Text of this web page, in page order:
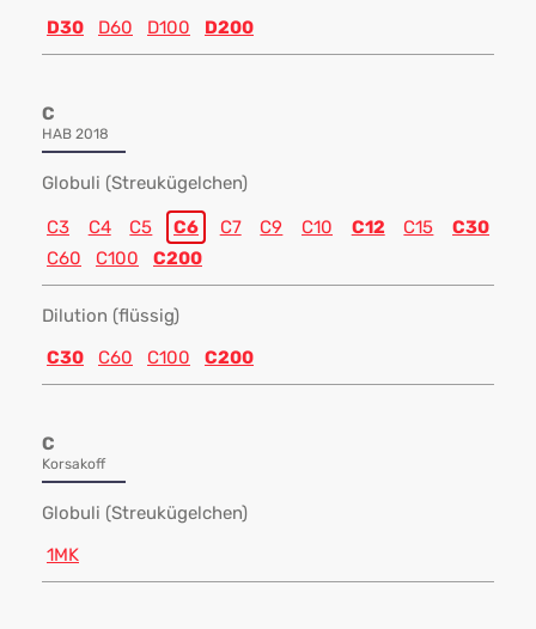
D30
D60 D100 D200
C
HAB 2018
Globuli (Streukügelchen)
C3 C4 C5 C6 C7 C9 C10 C12 C15
C30
C60
C100 C200
Dilution (flüssig)
C30
C60 C100 C200
C
Korsakoff
Globuli (Streukügelchen)
1MK